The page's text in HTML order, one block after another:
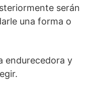
serán
una forma o
endurecedora y